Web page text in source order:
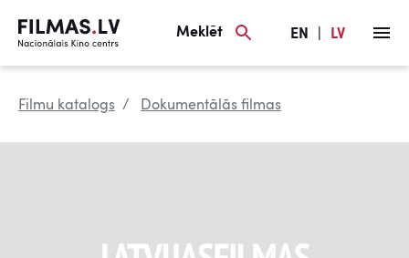
Meklēt EN LV
Filmu katalogs Dokumentālās filmas